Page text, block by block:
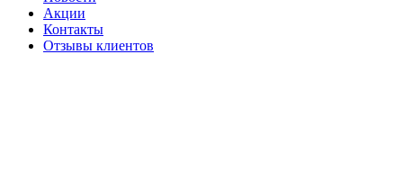
Акции
Контакты
Отзывы клиентов